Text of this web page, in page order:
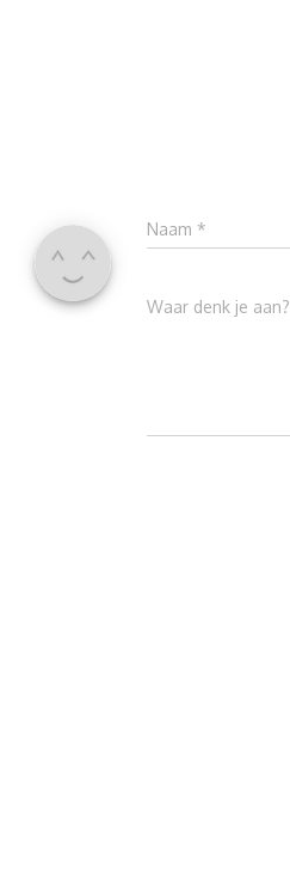
Naam *
Waar denk je aan?